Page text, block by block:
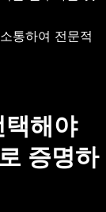
통하여 전문적
해야
증명하